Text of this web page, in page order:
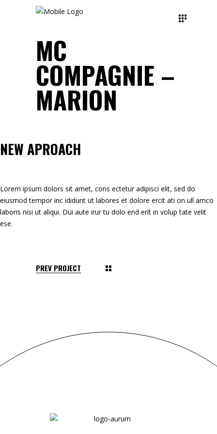
MC
COMPAGNIE –
MARION
NEW APROACH
Lorem ipsum dolors sit amet, cons ectetur adipisci elit, sed do
eiusmod tempor inc ididunt ut labores et dolore ercit ati on ull amco
laboris nisi ut aliqui. Dui aute irur tu dolo end erit in volup tate velit
ese.
PREV PROJECT